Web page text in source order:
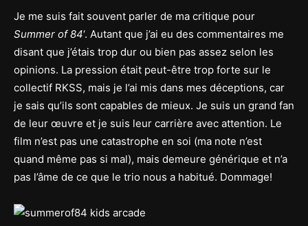
Je me suis fait souvent parler de ma critique pour
Summer of 84‘. Autant que j’ai eu des commentaires me
disant que j’étais trop dur ou bien pas assez selon les
opinions. La pression était peut-être trop forte sur le
collectif RKSS, mais je l’ai mis dans mes déceptions, car
je sais qu’ils sont capables de mieux. Je suis un grand fan
de leur œuvre et je suis leur carrière avec attention. Le
film n’est pas une catastrophe en soi (ma note n’est
quand même pas si mal), mais demeure générique et n’a
pas l’âme de ce que le trio nous a habitué. Dommage!